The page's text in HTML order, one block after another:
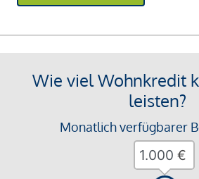
Wie viel Wohnkredit
leisten?
Monatlich verfügbarer
€